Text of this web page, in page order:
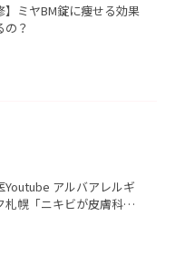
】ミヤBM錠に痩せる効果
？
Youtube アルバアレルギ
札幌「ニキビが皮膚科で